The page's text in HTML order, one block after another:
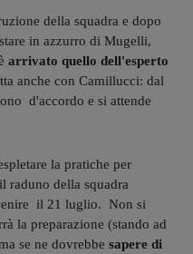
della squadra e dopo
in azzurro di Mugelli,
arrivato quello dell'esperto
anche con Camillucci: dal
d'accordo e si attende
la pratiche per
raduno della squadra
il 21 luglio. Non si
la preparazione (stando ad
se ne dovrebbe sapere di